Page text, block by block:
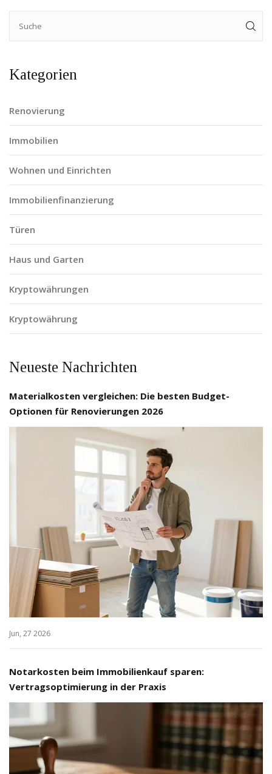
Kategorien
Renovierung
Immobilien
Wohnen und Einrichten
Immobilienfinanzierung
Türen
Haus und Garten
Kryptowährungen
Kryptowährung
Neueste Nachrichten
Materialkosten vergleichen: Die besten Budget-
Optionen für Renovierungen 2026
Jun, 27 2026
Notarkosten beim Immobilienkauf sparen:
Vertragsoptimierung in der Praxis